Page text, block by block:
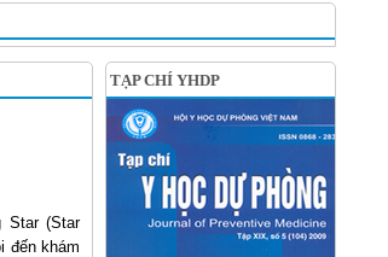
Star (Star
đến khám
TẠP CHÍ YHDP